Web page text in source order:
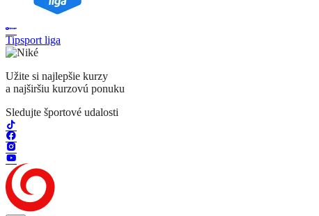
Tipsport liga
Užite si najlepšie kurzy
a najširšiu kurzovú ponuku
Sledujte športové udalosti